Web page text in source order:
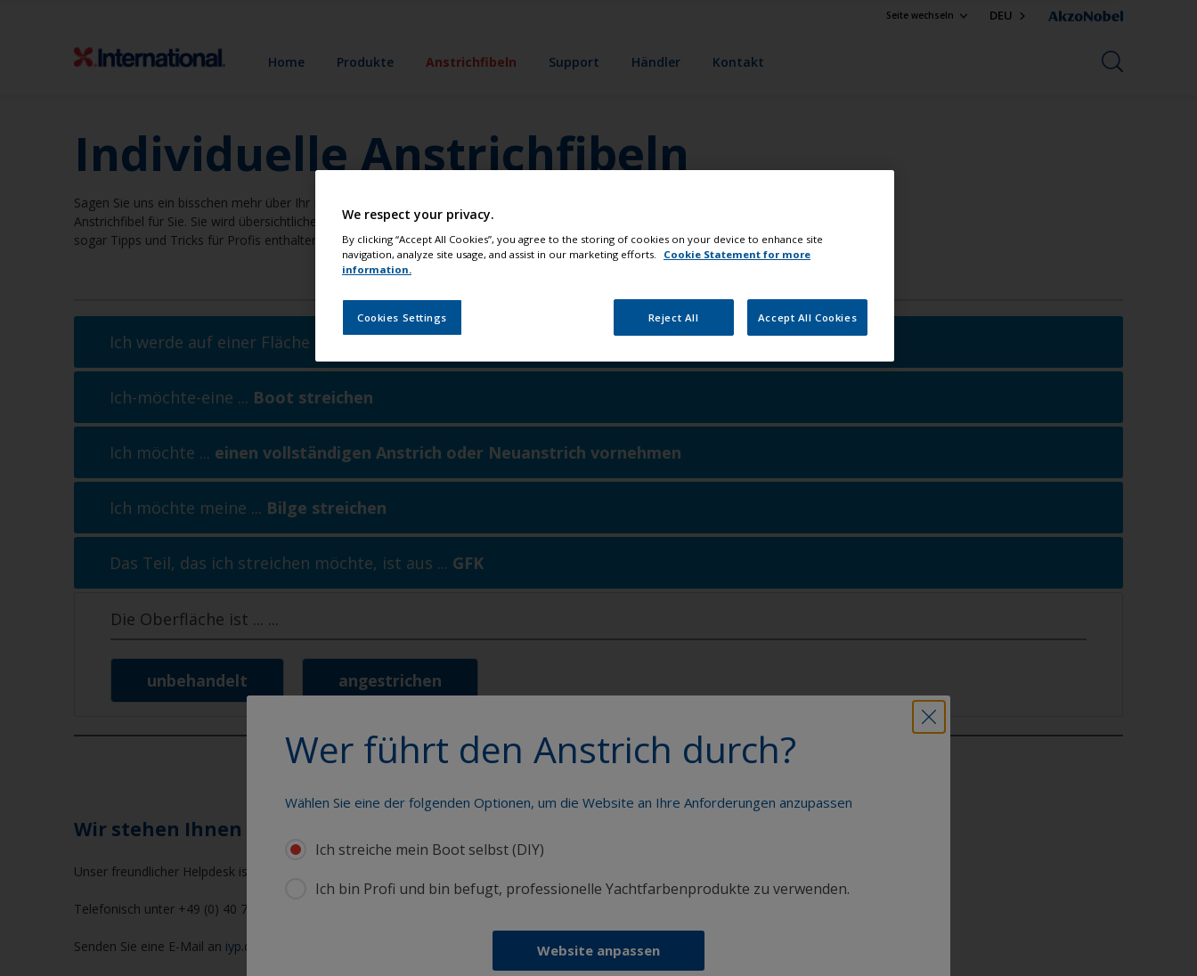
Seite wechseln DEU
Home Produkte Anstrichfibeln Support Händler Kontakt
Individuelle Anstrichfibeln
Sagen Sie uns ein bisschen mehr über Ihr Boot und Ihre Aufgabe und wir erstellen eine individuelle
Anstrichfibel für Sie. Sie wird übersichtliche Schritt-für-Schritt-Anweisungen, empfohlene Methoden und
sogar Tipps und Tricks für Profis enthalten. Also alles, was Sie brauchen, für ein perfektes Ergebnis.
Ich werde auf einer Fläche im Überwasserbereich arbeiten
Ich-möchte-eine ... Boot streichen
Ich möchte ... einen vollständigen Anstrich oder Neuanstrich vornehmen
Ich möchte meine ... Bilge streichen
Das Teil, das ich streichen möchte, ist aus ... GFK
Die Oberfläche ist ... ...
unbehandelt angestrichen
Wir stehen Ihnen hilfreich zur Seite.
Unser freundlicher Helpdesk ist von Mo.-Do. von 10:00 Uhr - 15:30 Uhr und am Fr. von 10:00 Uhr – 14:00 Uhr geöffnet
Telefonisch unter +49 (0) 40 72 00 3 223
Senden Sie eine E-Mail an iyp.deutschland@akzonobel.com
Wer führt den Anstrich durch?
Wählen Sie eine der folgenden Optionen, um die Website an Ihre Anforderungen anzupassen
Ich streiche mein Boot selbst (DIY)
Ich bin Profi und bin befugt, professionelle Yachtfarbenprodukte zu verwenden.
Website anpassen
We respect your privacy.
By clicking “Accept All Cookies”, you agree to the storing of cookies on your device to enhance site
navigation, analyze site usage, and assist in our marketing efforts.
Cookie Statement for more
information.
Cookies Settings Reject All Accept All Cookies